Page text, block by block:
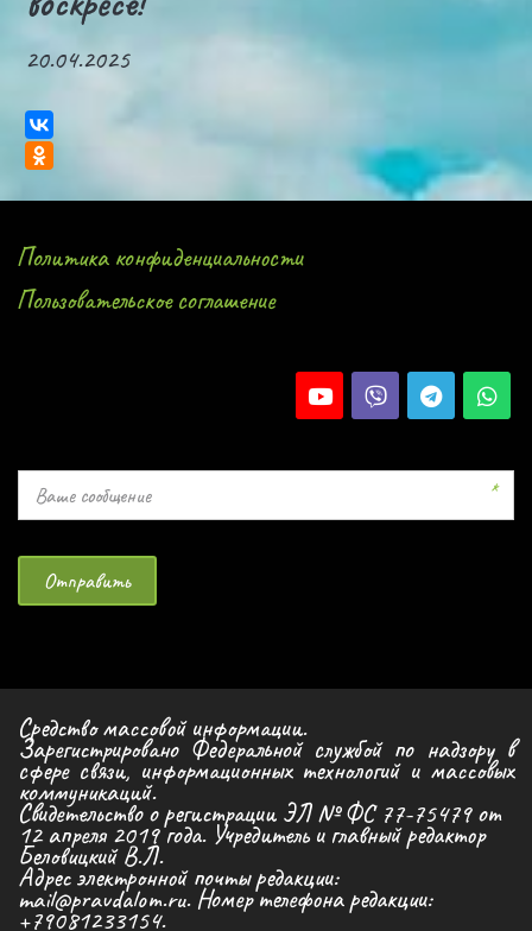
20.04.2025
Политика конфиденциальности
Пользовательское соглашение
*
Отправить
Средство массовой информации.
Зарегистрировано Федеральной службой по надзору в
сфере связи, информационных технологий и массовых
коммуникаций.
Свидетельство о регистрации ЭЛ № ФС 77-75479 от
12 апреля 2019 года. Учредитель и главный редактор
Беловицкий В.Л.
Адрес электронной почты редакции:
mail@pravdalom.ru. Номер телефона редакции:
+79081233154.